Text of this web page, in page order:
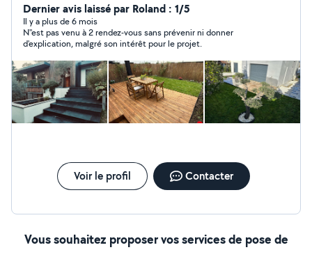
Arrosage automatique - Gazon en rouleau - Gazon
synthétique - Plantation - Fixation et programmation de
portails électriques - Clôtures - Murs béton - Carrelage
Dernier avis laissé par Roland : 1/5
Il y a plus de 6 mois
N''est pas venu à 2 rendez-vous sans prévenir ni donner
d'explication, malgré son intérêt pour le projet.
Voir le profil Contacter
Vous souhaitez proposer vos services de pose de